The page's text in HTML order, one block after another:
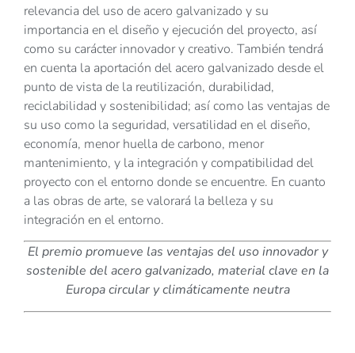
relevancia del uso de acero galvanizado y su
importancia en el diseño y ejecución del proyecto, así
como su carácter innovador y creativo. También tendrá
en cuenta la aportación del acero galvanizado desde el
punto de vista de la reutilización, durabilidad,
reciclabilidad y sostenibilidad; así como las ventajas de
su uso como la seguridad, versatilidad en el diseño,
economía, menor huella de carbono, menor
mantenimiento, y la integración y compatibilidad del
proyecto con el entorno donde se encuentre. En cuanto
a las obras de arte, se valorará la belleza y su
integración en el entorno.
El premio promueve las ventajas del uso innovador y
sostenible del acero galvanizado, material clave en la
Europa circular y climáticamente neutra